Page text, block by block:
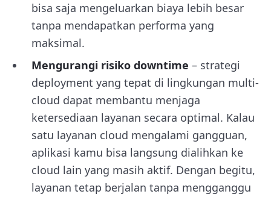
bisa saja mengeluarkan biaya lebih besar
tanpa mendapatkan performa yang
maksimal.
Mengurangi risiko downtime – strategi
deployment yang tepat di lingkungan multi-
cloud dapat membantu menjaga
ketersediaan layanan secara optimal. Kalau
satu layanan cloud mengalami gangguan,
aplikasi kamu bisa langsung dialihkan ke
cloud lain yang masih aktif. Dengan begitu,
layanan tetap berjalan tanpa mengganggu